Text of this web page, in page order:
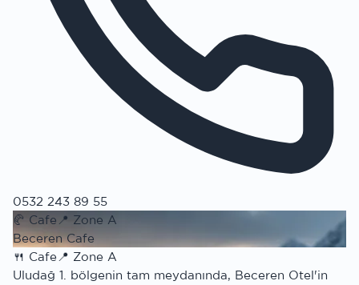
0532 243 89 55
🥐 Cafe 📍 Zone A
Beceren Cafe
🍴 Cafe📍 Zone A
Uludağ 1. bölgenin tam meydanında, Beceren Otel'in